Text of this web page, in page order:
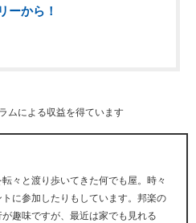
ーから！
ムによる収益を得ています
々と渡り歩いてきた何でも屋。時々
に参加したりもしています。邦楽の
趣味ですが、最近は家でも見れる